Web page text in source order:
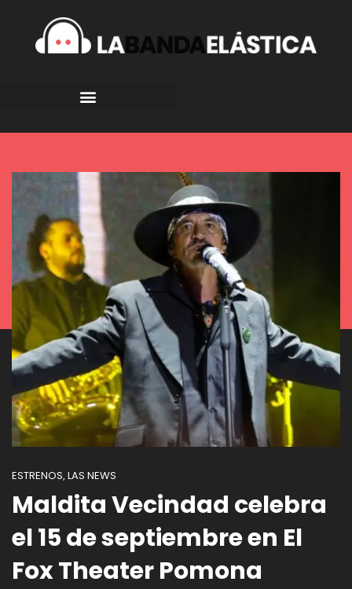
ESTRENOS, LAS NEWS
Maldita Vecindad celebra
el 15 de septiembre en El
Fox Theater Pomona